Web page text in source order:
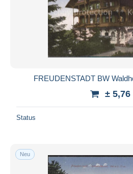
FREUDENSTADT BW
± 5,76
Status
Neu